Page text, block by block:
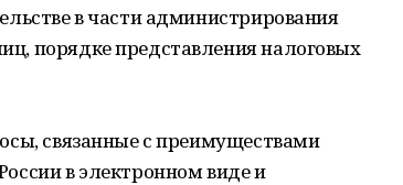
в части администрирования
порядке представления налоговых
связанные с преимуществами
в электронном виде и